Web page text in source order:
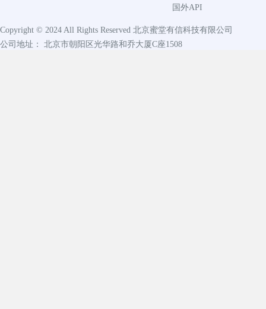
国外API
Copyright © 2024 All Rights Reserved 北京蜜堂有信科技有限公司
公司地址： 北京市朝阳区光华路和乔大厦C座1508